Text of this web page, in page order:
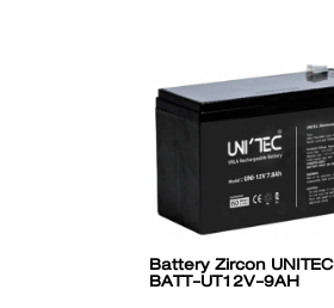
Battery Zircon UNITEC
BATT-UT12V-9AH